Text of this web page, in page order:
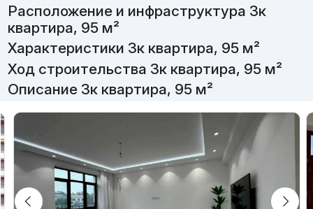
Расположение и инфраструктура 3к
квартира, 95 м²
Характеристики 3к квартира, 95 м²
Ход строительства 3к квартира, 95 м²
Описание 3к квартира, 95 м²